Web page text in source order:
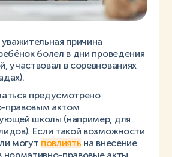
причина
болел в дни проведения
участвовал в соревнованиях
предусмотрено
правовым актом
школы (например, для
Если такой возможности
могут повлиять на внесение